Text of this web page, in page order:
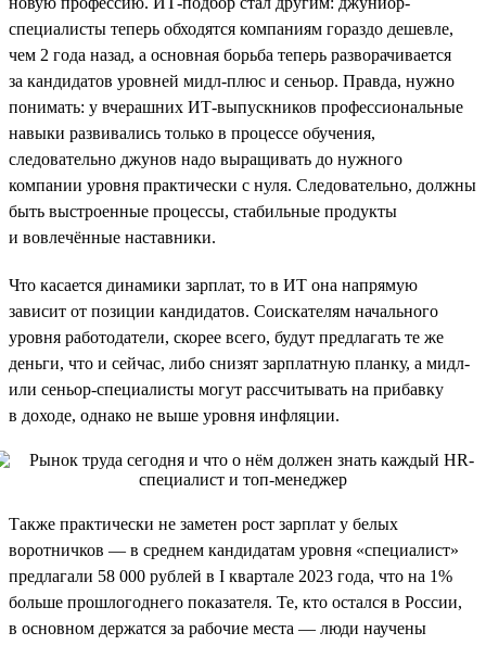
специалисты теперь обходятся компаниям гораздо дешевле,
чем 2 года назад, а основная борьба теперь разворачивается
за кандидатов уровней мидл-плюс и сеньор. Правда, нужно
понимать: у вчерашних ИТ-выпускников профессиональные
навыки развивались только в процессе обучения,
следовательно джунов надо выращивать до нужного
компании уровня практически с нуля. Следовательно, должны
быть выстроенные процессы, стабильные продукты
и вовлечённые наставники.
Что касается динамики зарплат, то в ИТ она напрямую
зависит от позиции кандидатов. Соискателям начального
уровня работодатели, скорее всего, будут предлагать те же
деньги, что и сейчас, либо снизят зарплатную планку, а мидл-
или сеньор-специалисты могут рассчитывать на прибавку
в доходе, однако не выше уровня инфляции.
Также практически не заметен рост зарплат у белых
воротничков — в среднем кандидатам уровня «специалист»
предлагали 58 000 рублей в I квартале 2023 года, что на 1%
больше прошлогоднего показателя. Те, кто остался в России,
в основном держатся за рабочие места — люди научены